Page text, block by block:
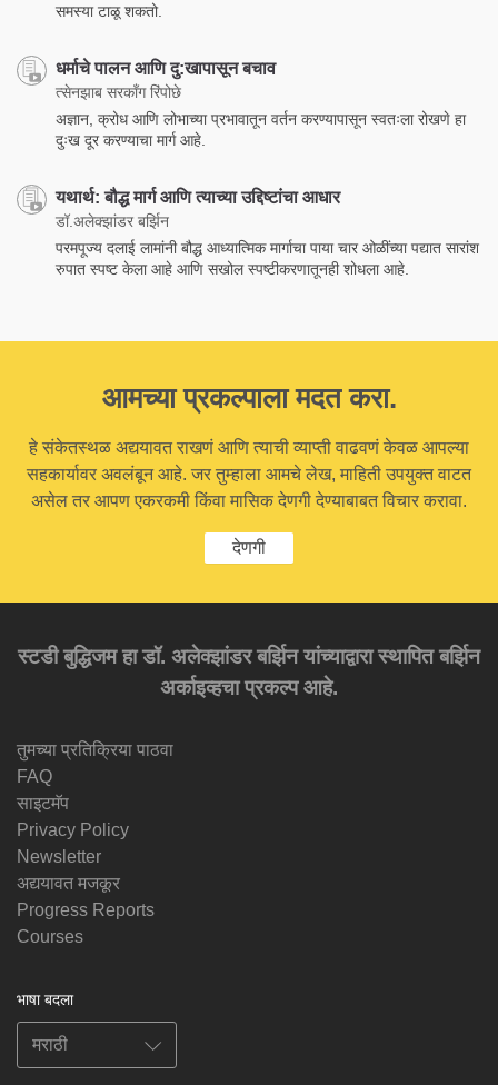
समस्या टाळू शकतो.
धर्माचे पालन आणि दु:खापासून बचाव
त्सेनझाब सरकॉंग रिंपोछे
अज्ञान, क्रोध आणि लोभाच्या प्रभावातून वर्तन करण्यापासून स्वतःला रोखणे हा
दुःख दूर करण्याचा मार्ग आहे.
यथार्थ: बौद्ध मार्ग आणि त्याच्या उद्दिष्टांचा आधार
डॉ.अलेक्झांडर बर्झिन
परमपूज्य दलाई लामांनी बौद्ध आध्यात्मिक मार्गाचा पाया चार ओळींच्या पद्यात सारांश
रुपात स्पष्ट केला आहे आणि सखोल स्पष्टीकरणातूनही शोधला आहे.
आमच्या प्रकल्पाला मदत करा.
हे संकेतस्थळ अद्ययावत राखणं आणि त्याची व्याप्ती वाढवणं केवळ आपल्या
सहकार्यावर अवलंबून आहे. जर तुम्हाला आमचे लेख, माहिती उपयुक्त वाटत
असेल तर आपण एकरकमी किंवा मासिक देणगी देण्याबाबत विचार करावा.
देणगी
स्टडी बुद्धिजम हा डॉ. अलेक्झांडर बर्झिन यांच्याद्वारा स्थापित बर्झिन
अर्काइव्हचा प्रकल्प आहे.
तुमच्या प्रतिक्रिया पाठवा
FAQ
साइटमॅप
Privacy Policy
Newsletter
अद्ययावत मजकूर
Progress Reports
Courses
भाषा बदला